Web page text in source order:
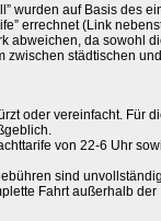
wurden auf Basis des
errechnet (Link
abweichen, da sowohl
zwischen städtischen
oder vereinfacht. Für
von 22-6 Uhr
sind
Fahrt außerhalb der